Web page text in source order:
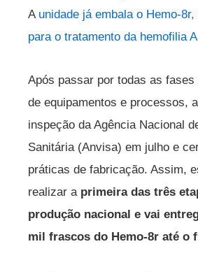
A unidade já embala o Hemo-8r,
para o tratamento da hemofilia A
Após passar por todas as
de equipamentos e processos,
inspeção da Agência Nacional
Sanitária (Anvisa) em julho e
práticas de fabricação. Assim,
realizar a primeira das três
produção nacional e vai
mil frascos do Hemo-8r até o